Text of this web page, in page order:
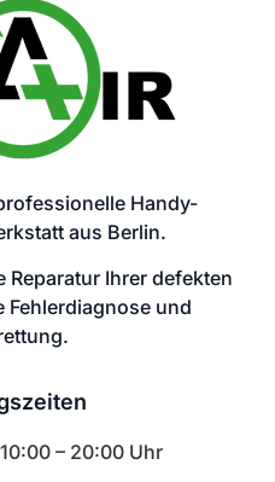
Handy-
aus Berlin.
Reparatur Ihrer defekten
Fehlerdiagnose und
– 20:00 Uhr